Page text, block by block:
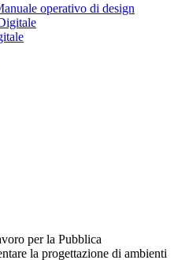
operativo di design
per la Pubblica
la progettazione di ambienti